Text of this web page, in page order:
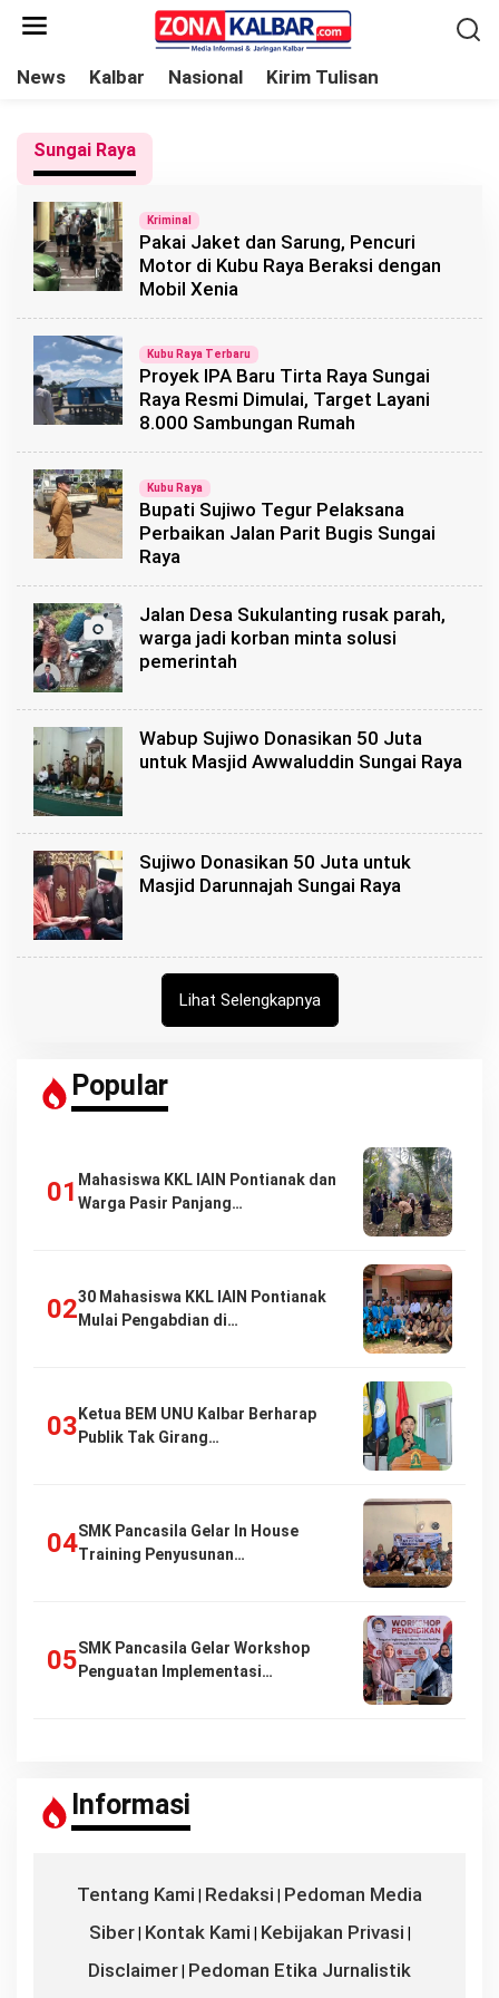
News Kalbar Nasional Kirim Tulisan
Sungai Raya
Kriminal
Pakai Jaket dan Sarung, Pencuri
Motor di Kubu Raya Beraksi dengan
Mobil Xenia
Kubu Raya Terbaru
Proyek IPA Baru Tirta Raya Sungai
Raya Resmi Dimulai, Target Layani
8.000 Sambungan Rumah
Kubu Raya
Bupati Sujiwo Tegur Pelaksana
Perbaikan Jalan Parit Bugis Sungai
Raya
Jalan Desa Sukulanting rusak parah,
warga jadi korban minta solusi
pemerintah
Wabup Sujiwo Donasikan 50 Juta
untuk Masjid Awwaluddin Sungai Raya
Sujiwo Donasikan 50 Juta untuk
Masjid Darunnajah Sungai Raya
Lihat Selengkapnya
Popular
Mahasiswa KKL IAIN Pontianak dan
Warga Pasir Panjang…
30 Mahasiswa KKL IAIN Pontianak
Mulai Pengabdian di…
Ketua BEM UNU Kalbar Berharap
Publik Tak Girang…
SMK Pancasila Gelar In House
Training Penyusunan…
SMK Pancasila Gelar Workshop
Penguatan Implementasi…
Informasi
Tentang Kami Redaksi Pedoman Media
Siber| Kontak Kami Kebijakan Privasi
Disclaimer Pedoman Etika Jurnalistik